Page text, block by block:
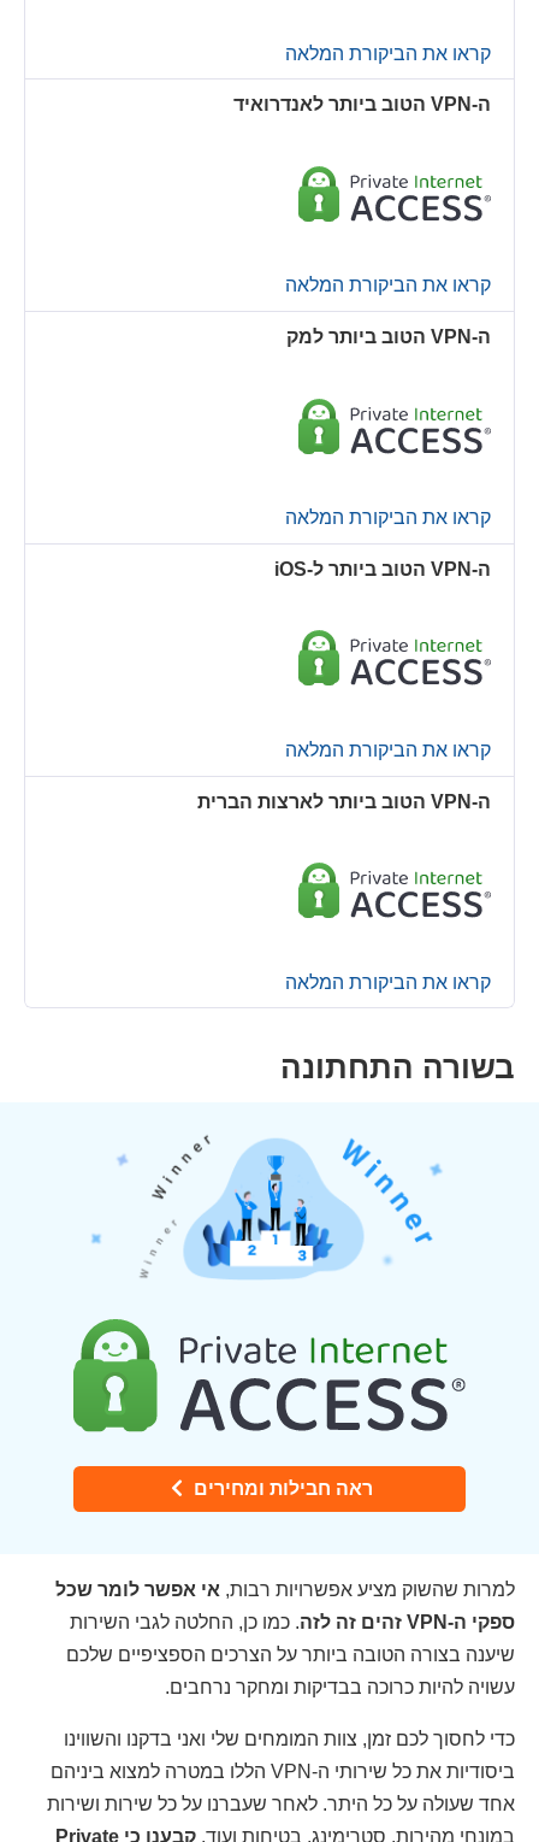
קראו את הביקורת המלאה
ה-VPN הטוב ביותר לאנדרואיד
קראו את הביקורת המלאה
ה-VPN הטוב ביותר למק
קראו את הביקורת המלאה
ה-VPN הטוב ביותר ל-iOS
קראו את הביקורת המלאה
ה-VPN הטוב ביותר לארצות הברית
קראו את הביקורת המלאה
בשורה התחתונה
ראה חבילות ומחירים
למרות שהשוק מציע אפשרויות רבות, אי אפשר לומר שכל
ספקי ה-VPN זהים זה לזה
. כמו כן, החלטה לגבי השירות
שיענה בצורה הטובה ביותר על הצרכים הספציפיים שלכם
עשויה להיות כרוכה בבדיקות ומחקר נרחבים.
כדי לחסוך לכם זמן, צוות המומחים שלי ואני בדקנו והשווינו
ביסודיות את כל שירותי ה-VPN הללו במטרה למצוא ביניהם
אחד שעולה על כל היתר. לאחר שעברנו על כל שירות ושירות
במונחי מהירות, סטרימינג, בטיחות ועוד,
קבענו כי Private